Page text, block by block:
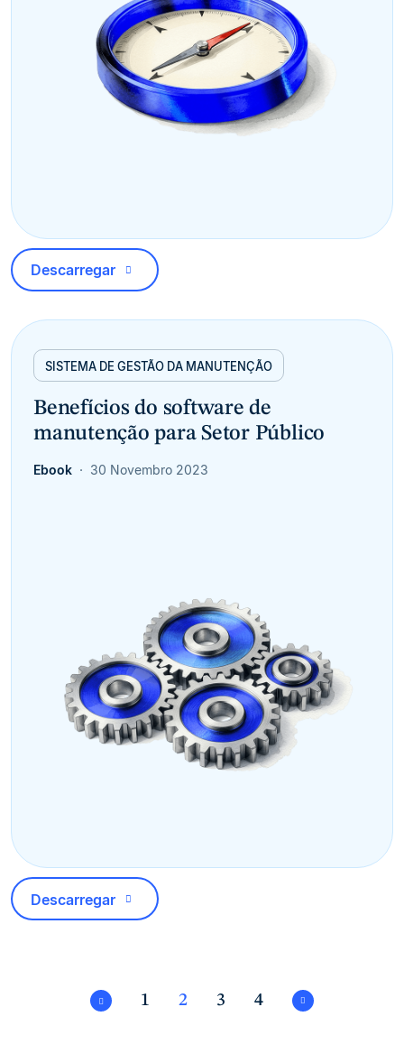
Descarregar
SISTEMA DE GESTÃO DA MANUTENÇÃO
Benefícios do software de
manutenção para Setor Público
Ebook 30 Novembro 2023
Descarregar
1 2 3 4